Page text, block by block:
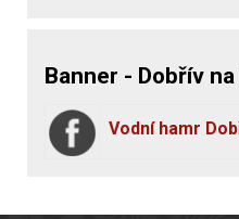
Banner - Dobřív
Vodní hamr